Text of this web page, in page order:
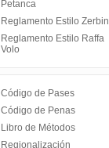
Petanca
Reglamento Estilo Zerbin
Reglamento Estilo Raffa
Volo
Código de Pases
Código de Penas
Libro de Métodos
Regionalización